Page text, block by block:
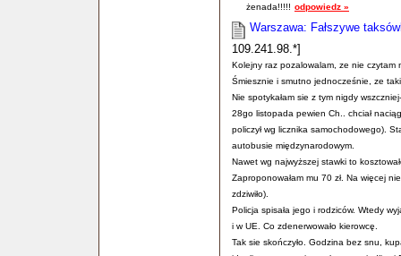
żenada!!!!! odpowiedz »
Warszawa: Fałszywe
109.241.98.*]
Kolejny raz pozalowalam, ze nie czytam
Śmiesznie i smutno jednocześnie, ze
Nie spotykałam sie z tym nigdy
28go listopada pewien Ch.. chciał
policzył wg licznika samochodowego).
autobusie międzynarodowym.
Nawet wg najwyższej stawki to
Zaproponowałam mu 70 zł. Na więcej
zdziwiło).
Policja spisała jego i rodziców. Wtedy
i w UE. Co zdenerwowało kierowcę.
Tak sie skończyło. Godzina bez snu,